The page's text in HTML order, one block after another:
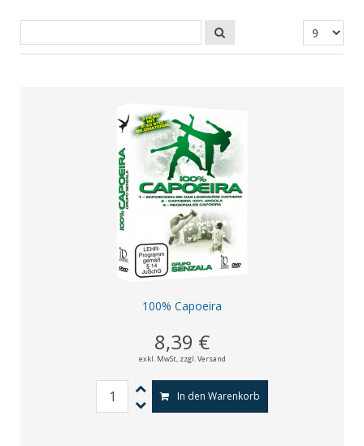
100% Capoeira
8,39 €
exkl. MwSt, zzgl. Versand
In den Warenkorb